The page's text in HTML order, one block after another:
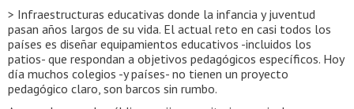
> Infraestructuras educativas donde la infancia y juventud
pasan años largos de su vida. El actual reto en casi todos los
países es diseñar equipamientos educativos -incluidos los
patios- que respondan a objetivos pedagógicos específicos. Hoy
día muchos colegios -y países- no tienen un proyecto
pedagógico claro, son barcos sin rumbo.